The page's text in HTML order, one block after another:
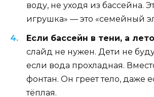
воду, не уходя из бассейна.
игрушка» — это «семейный
Если бассейн в тени, а
слайд не нужен. Дети не
если вода прохладная.
фонтан. Он греет тело, даже
тёплая.